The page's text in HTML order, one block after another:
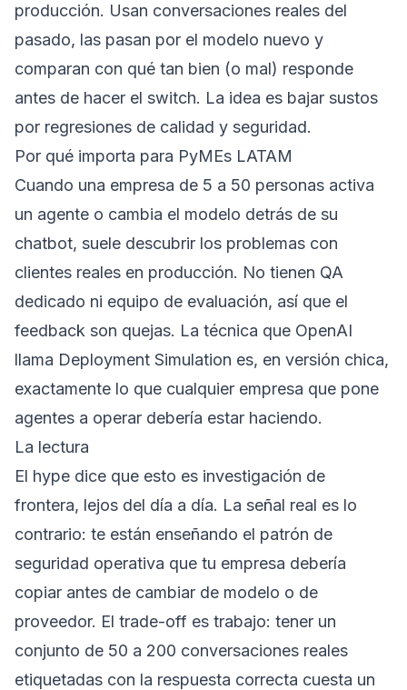
producción. Usan conversaciones reales del
pasado, las pasan por el modelo nuevo y
comparan con qué tan bien (o mal) responde
antes de hacer el switch. La idea es bajar sustos
por regresiones de calidad y seguridad.
Por qué importa para PyMEs LATAM
Cuando una empresa de 5 a 50 personas activa
un agente o cambia el modelo detrás de su
chatbot, suele descubrir los problemas con
clientes reales en producción. No tienen QA
dedicado ni equipo de evaluación, así que el
feedback son quejas. La técnica que OpenAI
llama Deployment Simulation es, en versión chica,
exactamente lo que cualquier empresa que pone
agentes a operar debería estar haciendo.
La lectura
El hype dice que esto es investigación de
frontera, lejos del día a día. La señal real es lo
contrario: te están enseñando el patrón de
seguridad operativa que tu empresa debería
copiar antes de cambiar de modelo o de
proveedor. El trade-off es trabajo: tener un
conjunto de 50 a 200 conversaciones reales
etiquetadas con la respuesta correcta cuesta un